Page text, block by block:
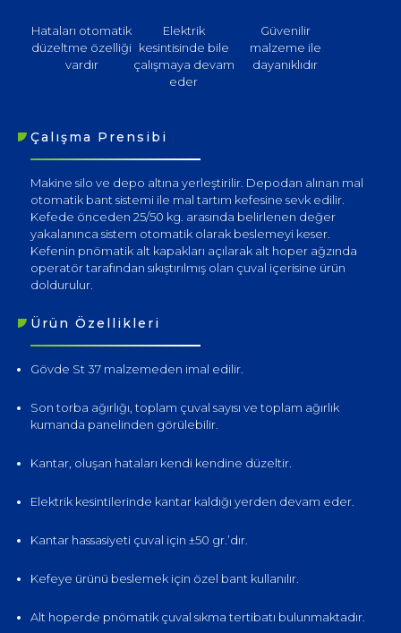
Hataları otomatik
düzeltme özelliği
vardır
Elektrik
kesintisinde bile
çalışmaya devam
eder
Güvenilir
malzeme ile
dayanıklıdır
Çalışma Prensibi
Makine silo ve depo altına yerleştirilir. Depodan alınan mal
otomatik bant sistemi ile mal tartım kefesine sevk edilir.
Kefede önceden 25/50 kg. arasında belirlenen değer
yakalanınca sistem otomatik olarak beslemeyi keser.
Kefenin pnömatik alt kapakları açılarak alt hoper ağzında
operatör tarafından sıkıştırılmış olan çuval içerisine ürün
doldurulur.
Ürün Özellikleri
Gövde St 37 malzemeden imal edilir.
Son torba ağırlığı, toplam çuval sayısı ve toplam ağırlık
kumanda panelinden görülebilir.
Kantar, oluşan hataları kendi kendine düzeltir.
Elektrik kesintilerinde kantar kaldığı yerden devam eder.
Kantar hassasiyeti çuval için ±50 gr.’dır.
Kefeye ürünü beslemek için özel bant kullanılır.
Alt hoperde pnömatik çuval sıkma tertibatı bulunmaktadır.